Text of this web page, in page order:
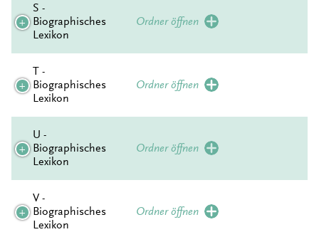
S -
Biographisches
Lexikon
Ordner öffnen
T -
Biographisches
Lexikon
Ordner öffnen
U -
Biographisches
Lexikon
Ordner öffnen
V -
Biographisches
Lexikon
Ordner öffnen